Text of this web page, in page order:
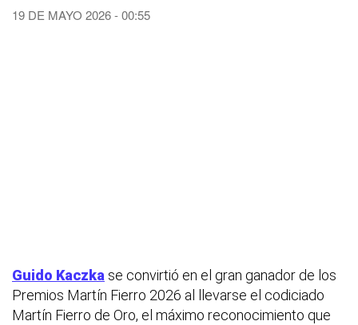
19 DE MAYO 2026 - 00:55
Guido Kaczka se convirtió en el gran ganador de los
Premios Martín Fierro 2026 al llevarse el codiciado
Martín Fierro de Oro, el máximo reconocimiento que